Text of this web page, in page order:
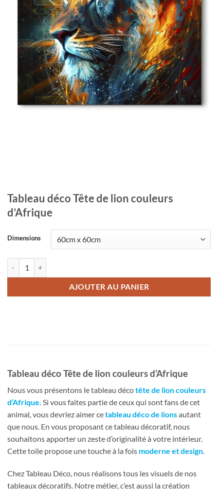
Tableau déco Tête de lion couleurs
d’Afrique
Dimensions
AJOUTER AU PANIER
Tableau déco Tête de lion couleurs d’Afrique
Nous vous présentons le tableau décotête de lion couleurs
d’Afrique. Si vous faites partie de ceux qui sont fans de cet
animal, vous devriez aimer cetableau déco de lionsautant
que nous. En vous proposant ce tableau décoratif, nous
souhaitons apporter un zeste d’originalité à votre intérieur.
Cette toile propose une touche à la fois moderne et design.
Chez Tableau Déco, nous réalisons tous les visuels de nos
tableaux décoratifs. Notre métier, c’est aussi la création